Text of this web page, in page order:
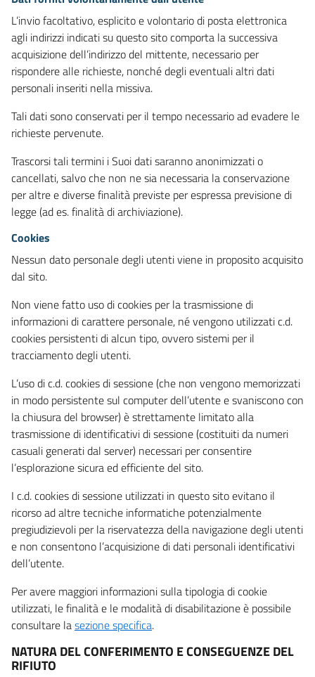
L’invio facoltativo, esplicito e volontario di posta elettronica
agli indirizzi indicati su questo sito comporta la successiva
acquisizione dell’indirizzo del mittente, necessario per
rispondere alle richieste, nonché degli eventuali altri dati
personali inseriti nella missiva.
Tali dati sono conservati per il tempo necessario ad evadere le
richieste pervenute.
Trascorsi tali termini i Suoi dati saranno anonimizzati o
cancellati, salvo che non ne sia necessaria la conservazione
per altre e diverse finalità previste per espressa previsione di
legge (ad es. finalità di archiviazione).
Cookies
Nessun dato personale degli utenti viene in proposito acquisito
dal sito.
Non viene fatto uso di cookies per la trasmissione di
informazioni di carattere personale, né vengono utilizzati c.d.
cookies persistenti di alcun tipo, ovvero sistemi per il
tracciamento degli utenti.
L’uso di c.d. cookies di sessione (che non vengono memorizzati
in modo persistente sul computer dell’utente e svaniscono con
la chiusura del browser) è strettamente limitato alla
trasmissione di identificativi di sessione (costituiti da numeri
casuali generati dal server) necessari per consentire
l’esplorazione sicura ed efficiente del sito.
I c.d. cookies di sessione utilizzati in questo sito evitano il
ricorso ad altre tecniche informatiche potenzialmente
pregiudizievoli per la riservatezza della navigazione degli utenti
e non consentono l’acquisizione di dati personali identificativi
dell’utente.
Per avere maggiori informazioni sulla tipologia di cookie
utilizzati, le finalità e le modalità di disabilitazione è possibile
consultare lasezione specifica.
NATURA DEL CONFERIMENTO E CONSEGUENZE DEL
RIFIUTO